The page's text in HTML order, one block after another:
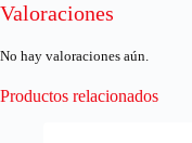
Valoraciones
No hay valoraciones aún.
Productos relacionados